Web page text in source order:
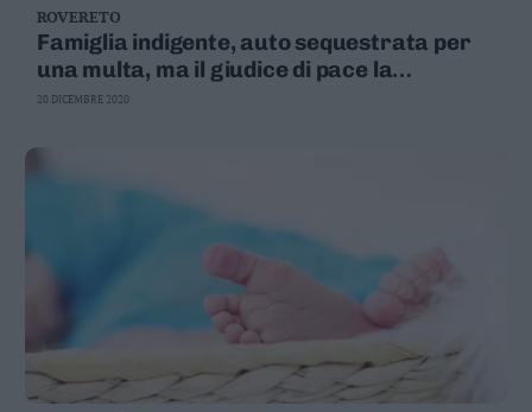
Business
Wire
Territori
Trento
Arco
Ledro
ROVERETO
Famiglia indigente, auto sequestrata per
una multa, ma il giudice di pace la
restituisce "per lo stato di grave
20 DICEMBRE 2020